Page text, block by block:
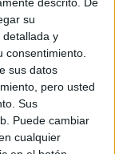
su
y
sus datos
pero usted
Sus
Puede cambiar
cualquier
|Aviso legal